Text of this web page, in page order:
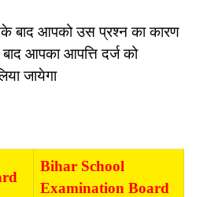
बाद आपको उस प्रश्न का कारण
आपका आपत्ति दर्ज को
जायेगा
Bihar School
Examination Board